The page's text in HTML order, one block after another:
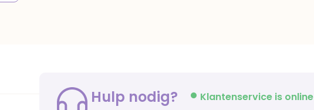
Hulp nodig?
Klantenservice is online